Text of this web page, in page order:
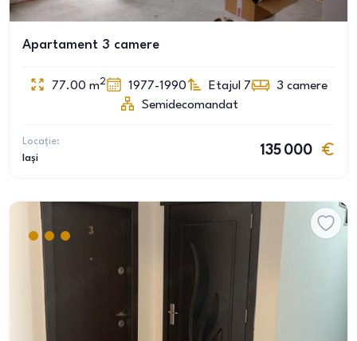
Apartament 3 camere
77.00 m2 1977-1990 Etajul 7 3 camere
Semidecomandat
Locație:
Iași
135 000